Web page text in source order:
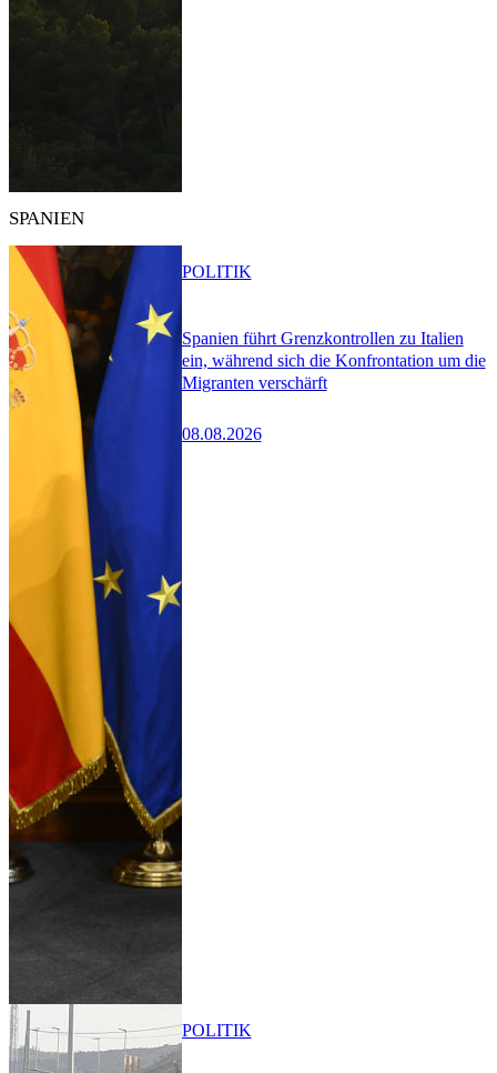
SPANIEN
Spanien führt Grenzkontrollen zu Italien
ein, während sich die Konfrontation um die
Migranten verschärft
08.08.2026
POLITIK
POLITIK